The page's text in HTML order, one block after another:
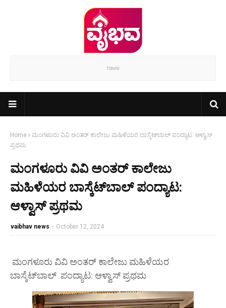
Home
ಮಂಗಳೂರು ವಿವಿ ಅಂತರ್ ಕಾಲೇಜು ಮಹಿಳೆಯರ ಬಾಸ್ಕೆಟ್‌ಬಾಲ್ ಪಂದ್ಯಾಟ: ಆಳ್ವಾಸ್
ಪ್ರಥಮ
ಮಂಗಳೂರು ವಿವಿ ಅಂತರ್ ಕಾಲೇಜು
ಮಹಿಳೆಯರ ಬಾಸ್ಕೆಟ್‌ಬಾಲ್ ಪಂದ್ಯಾಟ:
ಆಳ್ವಾಸ್ ಪ್ರಥಮ
vaibhav news - October 12, 2024
ಮಂಗಳೂರು ವಿವಿ ಅಂತರ್ ಕಾಲೇಜು ಮಹಿಳೆಯರ
ಬಾಸ್ಕೆಟ್‌ಬಾಲ್ ಪಂದ್ಯಾಟ: ಆಳ್ವಾಸ್ ಪ್ರಥಮ